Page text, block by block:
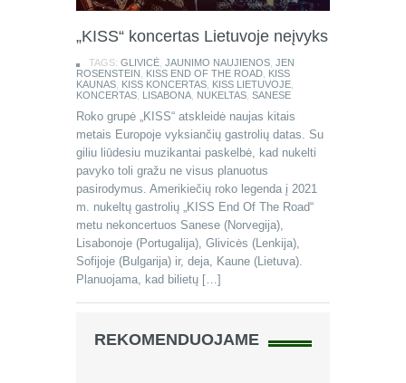
„KISS“ koncertas Lietuvoje neįvyks
TAGS: GLIVICĖ JAUNIMO NAUJIENOS JEN
ROSENSTEIN
KISS END OF THE ROAD KISS
KAUNAS KISS KONCERTAS KISS LIETUVOJE
KONCERTAS LISABONA NUKELTAS SANESE
Roko grupė „KISS“ atskleidė naujas kitais
metais Europoje vyksiančių gastrolių datas. Su
giliu liūdesiu muzikantai paskelbė, kad nukelti
pavyko toli gražu ne visus planuotus
pasirodymus. Amerikiečių roko legenda į 2021
m. nukeltų gastrolių „KISS End Of The Road“
metu nekoncertuos Sanese (Norvegija),
Lisabonoje (Portugalija), Glivicės (Lenkija),
Sofijoje (Bulgarija) ir, deja, Kaune (Lietuva).
Planuojama, kad bilietų […]
REKOMENDUOJAME